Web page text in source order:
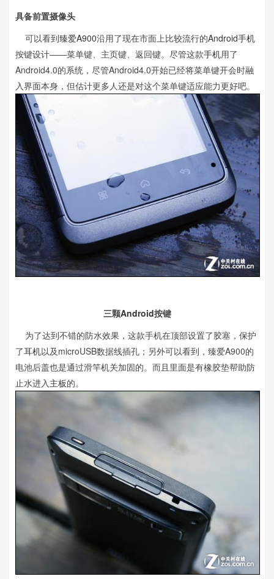
具备前置摄像头
可以看到臻爱A900沿用了现在市面上比较流行的Android手机
按键设计——菜单键、主页键、返回键。尽管这款手机用了
Android4.0的系统，尽管Android4.0开始已经将菜单键开会时融
入界面本身，但估计更多人还是对这个菜单键适应能力更好吧。
三颗Android按键
为了达到不错的防水效果，这款手机在顶部设置了胶塞，保护
了耳机以及microUSB数据线插孔；另外可以看到，臻爱A900的
电池后盖也是通过滑竿机关加固的。而且里面是有橡胶垫帮助防
止水进入主板的。